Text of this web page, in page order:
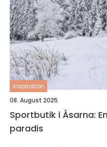
inspiration
08. August 2025
Sportbutik i Åsarna:
paradis